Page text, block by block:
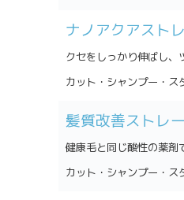
ナノアクアスト
クセをしっかり伸ばし、
カット・シャンプー・ス
髪質改善ストレ
健康毛と同じ酸性の薬剤
カット・シャンプー・ス